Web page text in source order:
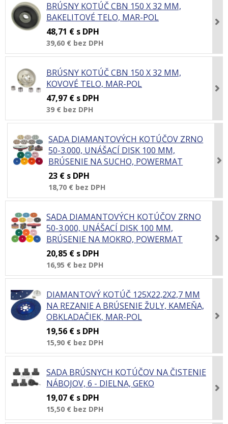
BRÚSNY KOTÚČ CBN 150 X 32 MM,
BAKELITOVÉ TELO, MAR-POL
48,71 € s DPH
39,60 € bez DPH
BRÚSNY KOTÚČ CBN 150 X 32 MM,
KOVOVÉ TELO, MAR-POL
47,97 € s DPH
39 € bez DPH
SADA DIAMANTOVÝCH KOTÚČOV ZRNO
50-3.000, UNÁŠACÍ DISK 100 MM,
BRÚSENIE NA SUCHO, POWERMAT
23 € s DPH
18,70 € bez DPH
SADA DIAMANTOVÝCH KOTÚČOV ZRNO
50-3.000, UNÁŠACÍ DISK 100 MM,
BRÚSENIE NA MOKRO, POWERMAT
20,85 € s DPH
16,95 € bez DPH
DIAMANTOVÝ KOTÚČ 125X22,2X2,7 MM
NA REZANIE A BRÚSENIE ŽULY, KAMEŇA,
OBKLADAČIEK, MAR-POL
19,56 € s DPH
15,90 € bez DPH
SADA BRÚSNYCH KOTÚČOV NA ČISTENIE
NÁBOJOV, 6 - DIELNA, GEKO
19,07 € s DPH
15,50 € bez DPH